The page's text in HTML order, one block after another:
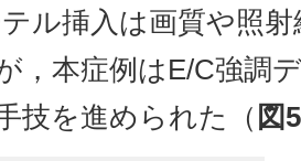
ル挿入は画質や照
，本症例はE/C強調
技を進められた（ 図5